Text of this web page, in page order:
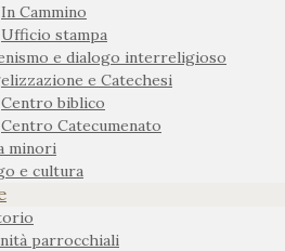
In Cammino
Ufficio stampa
e dialogo interreligioso
e Catechesi
Centro biblico
Centro Catecumenato
minori
e cultura
parrocchiali